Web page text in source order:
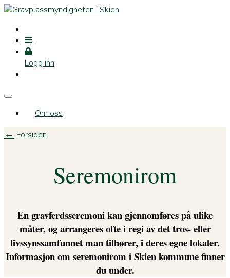
Logg inn
Om oss
← Forsiden
Seremonirom
En gravferdsseremoni kan gjennomføres på ulike
måter, og arrangeres ofte i regi av det tros- eller
livssynssamfunnet man tilhører, i deres egne lokaler.
Informasjon om seremonirom i Skien kommune finner
du under.